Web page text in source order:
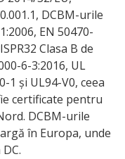
DCBM-urile
EN 50470-
Clasa B de
6-3:2016, UL
1 și UL94-V0, ceea
certificate pentru
DCBM-urile
în Europa, unde